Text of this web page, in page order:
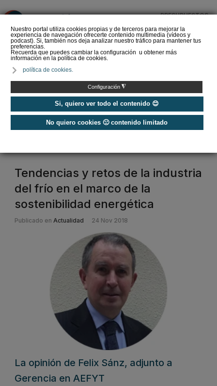
Nuestro portal utiliza cookies propias y de terceros para mejorar la
experiencia de navegación ofrecerte contenido multimedia (vídeos y
podcast). Si, también nos deja analizar nuestro tráfico para mantener tus
preferencias.
Recuerda que puedes cambiar la configuración u obtener más
información en la política de cookies.
política de cookies.
Configuración ◮
Si, quiero ver todo el contenido 😊
No quiero cookies 🙁 contenido limitado
PRESUPUESTOS
frío industrial ¿Qué
soluciones exi…
Frío industrial
Tendencias y retos de la industria
del frío en el marco de la
sostenibilidad energética
Publicado en Actualidad 24 Nov 2018
La opinión de Felix Sánz, adjunto a
Gerencia en AEFYT